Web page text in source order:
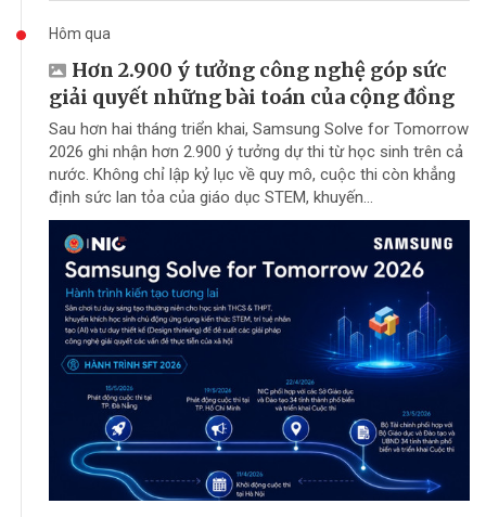
Hôm qua
Hơn 2.900 ý tưởng công nghệ góp sức
giải quyết những bài toán của cộng đồng
Sau hơn hai tháng triển khai, Samsung Solve for Tomorrow
2026 ghi nhận hơn 2.900 ý tưởng dự thi từ học sinh trên cả
nước. Không chỉ lập kỷ lục về quy mô, cuộc thi còn khẳng
định sức lan tỏa của giáo dục STEM, khuyến...